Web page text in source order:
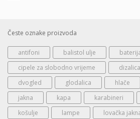
Česte oznake proizvoda
antifoni balistol ulje
cipele za slobodno vrijeme
dizalica
dvogled
glodalica hlače
jakna
kapa karabineri
košulje
lampe lovačka